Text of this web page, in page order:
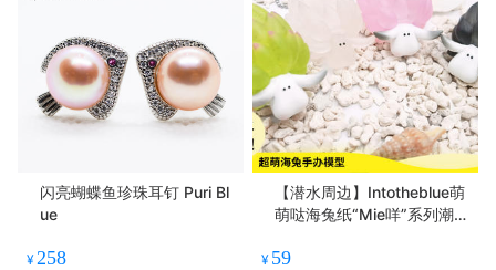
闪亮蝴蝶鱼珍珠耳钉 Puri Bl
ue
¥ 258
【潜水周边】Intotheblue萌
萌哒海兔纸“Mie咩”系列潮玩
¥ 59